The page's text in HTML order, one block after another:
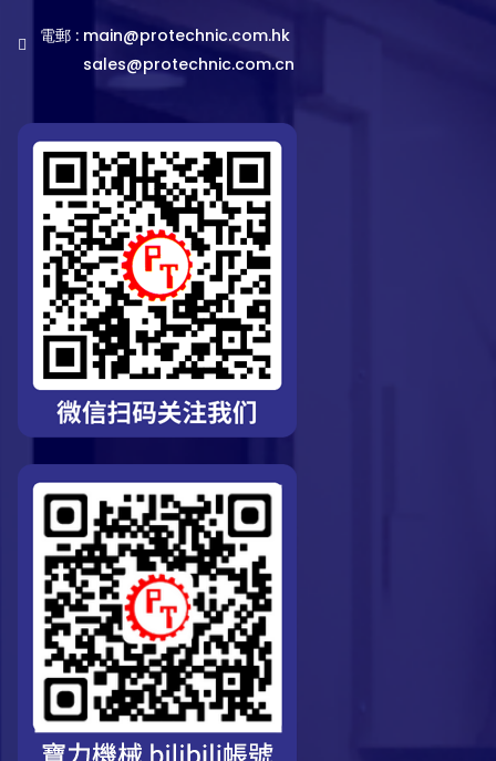
電郵 : main@protechnic.com.hk
sales@protechnic.com.cn